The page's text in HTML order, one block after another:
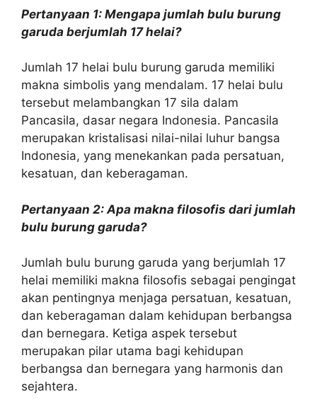
Pertanyaan 1: Mengapa jumlah bulu burung
garuda berjumlah 17 helai?
Jumlah 17 helai bulu burung garuda memiliki
makna simbolis yang mendalam. 17 helai bulu
tersebut melambangkan 17 sila dalam
Pancasila, dasar negara Indonesia. Pancasila
merupakan kristalisasi nilai-nilai luhur bangsa
Indonesia, yang menekankan pada persatuan,
kesatuan, dan keberagaman.
Pertanyaan 2: Apa makna filosofis dari jumlah
bulu burung garuda?
Jumlah bulu burung garuda yang berjumlah 17
helai memiliki makna filosofis sebagai pengingat
akan pentingnya menjaga persatuan, kesatuan,
dan keberagaman dalam kehidupan berbangsa
dan bernegara. Ketiga aspek tersebut
merupakan pilar utama bagi kehidupan
berbangsa dan bernegara yang harmonis dan
sejahtera.